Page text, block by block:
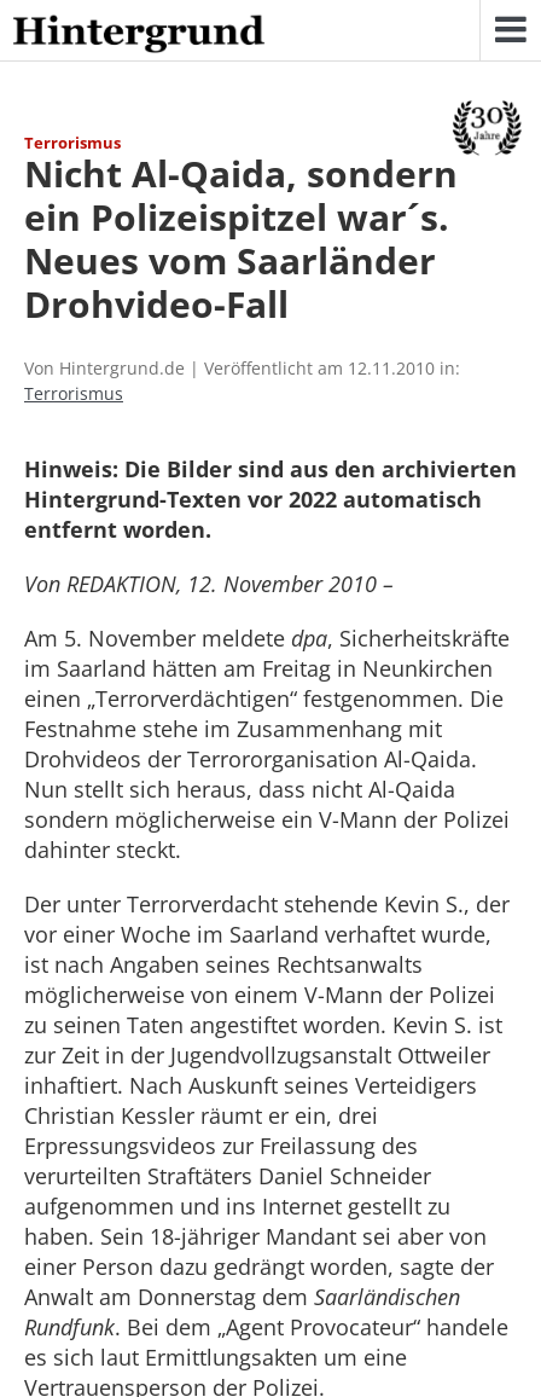
Skip
to
content
Terrorismus
Nicht Al-Qaida, sondern
ein Polizeispitzel war´s.
Neues vom Saarländer
Drohvideo-Fall
Von Hintergrund.de | Veröffentlicht am 12.11.2010 in:
Terrorismus
Hinweis: Die Bilder sind aus den archivierten
Hintergrund-Texten vor 2022 automatisch
entfernt worden.
Von REDAKTION, 12. November 2010 –
Am 5. November meldete dpa, Sicherheitskräfte
im Saarland hätten am Freitag in Neunkirchen
einen „Terrorverdächtigen“ festgenommen. Die
Festnahme stehe im Zusammenhang mit
Drohvideos der Terrororganisation Al-Qaida.
Nun stellt sich heraus, dass nicht Al-Qaida
sondern möglicherweise ein V-Mann der Polizei
dahinter steckt.
Der unter Terrorverdacht stehende Kevin S., der
vor einer Woche im Saarland verhaftet wurde,
ist nach Angaben seines Rechtsanwalts
möglicherweise von einem V-Mann der Polizei
zu seinen Taten angestiftet worden. Kevin S. ist
zur Zeit in der Jugendvollzugsanstalt Ottweiler
inhaftiert. Nach Auskunft seines Verteidigers
Christian Kessler räumt er ein, drei
Erpressungsvideos zur Freilassung des
verurteilten Straftäters Daniel Schneider
aufgenommen und ins Internet gestellt zu
haben. Sein 18-jähriger Mandant sei aber von
einer Person dazu gedrängt worden, sagte der
Anwalt am Donnerstag dem Saarländischen
Rundfunk. Bei dem „Agent Provocateur“ handele
es sich laut Ermittlungsakten um eine
Vertrauensperson der Polizei.